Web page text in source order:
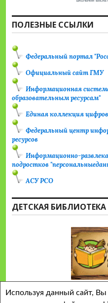
ПОЛЕЗНЫЕ ССЫЛКИ
Федеральный портал
Официальный сайт ГМУ
Информационная
образовательным ресурсам"
Единая коллекция
Федеральный центр
ресурсов
Информационно-
подростков
АСУ РСО
ДЕТСКАЯ БИБЛИОТЕКА
Используя данный сайт, Вы